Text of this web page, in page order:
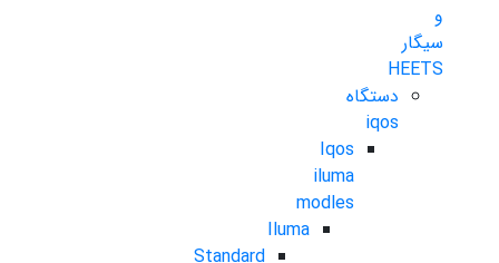
و
سیگار
HEETS
دستگاه
iqos
Iqos
iluma
modles
Iluma
Standard